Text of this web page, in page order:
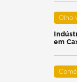
Olho
em